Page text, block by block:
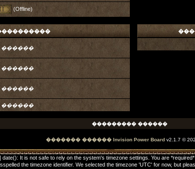
(Offline)
������
������
������
������
��������� ������
������� ������ Invision Power Boardv2.1.7 ©
date(): It is not safe to rely on the system's timezone settings. You are
the timezone identifier. We selected the timezone 'UTC' for now,